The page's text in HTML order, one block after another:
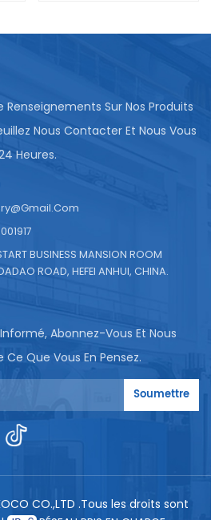
Sur Nos Produits
Nous Contacter Et Nous Vous
Heures.
BUSINESS MANSION ROOM
ROAD, HEFEI ANHUI, CHINA.
Abonnez-Vous Et Nous
Ce Que Vous En Pensez.
Soumettre
CO.,LTD .Tous les droits sont